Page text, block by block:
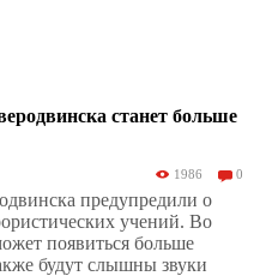
станет больше
1986 0
предупредили о
учений. Во
появиться больше
будут слышны звуки